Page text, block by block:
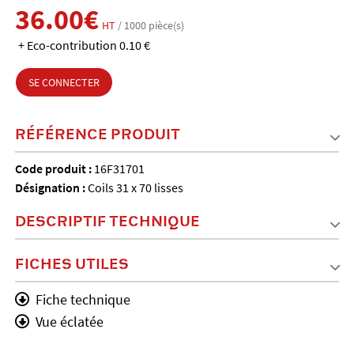
36.00€ HT / 1000 pièce(s)
+ Eco-contribution 0.10 €
SE CONNECTER
RÉFÉRENCE PRODUIT
Code produit : 16F31701
Désignation :Coils 31 x 70 lisses
DESCRIPTIF TECHNIQUE
FICHES UTILES
Fiche technique
Vue éclatée